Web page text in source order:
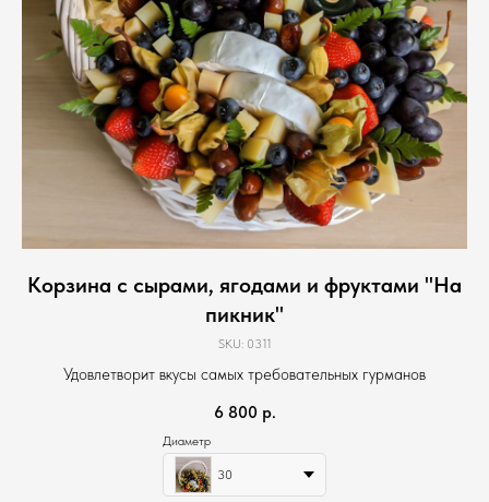
Корзина с сырами, ягодами и фруктами "На
пикник"
SKU: 0311
Удовлетворит вкусы самых требовательных гурманов
6 800 р.
Диаметр
30